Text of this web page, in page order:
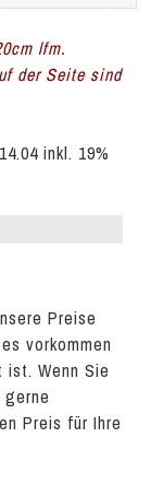
lfm.
der Seite sind
inkl. 19%
Preise
vorkommen
ist. Wenn Sie
Preis für Ihre